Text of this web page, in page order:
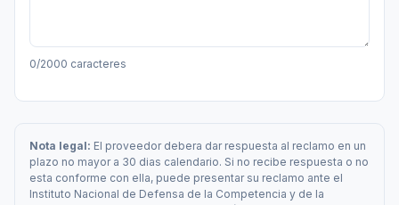
0/2000 caracteres
Nota legal: El proveedor debera dar respuesta al reclamo en un
plazo no mayor a 30 dias calendario. Si no recibe respuesta o no
esta conforme con ella, puede presentar su reclamo ante el
Instituto Nacional de Defensa de la Competencia y de la